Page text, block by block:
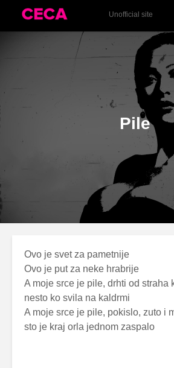
Unofficial site
Idealno loša (2006)
Pile
Ovo je svet za pametnije
Ovo je put za neke hrabrije
A moje srce je pile, drhti od straha
nesto ko svila na kaldrmi
A moje srce je pile, pokislo, zuto i
sto je kraj orla jednom zaspalo